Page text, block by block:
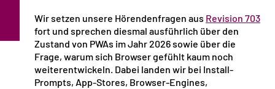
Wir setzen unsere Hörendenfragen aus Revision 703
fort und sprechen diesmal ausführlich über den
Zustand von PWAs im Jahr 2026 sowie über die
Frage, warum sich Browser gefühlt kaum noch
weiterentwickeln. Dabei landen wir bei Install-
Prompts, App-Stores, Browser-Engines,